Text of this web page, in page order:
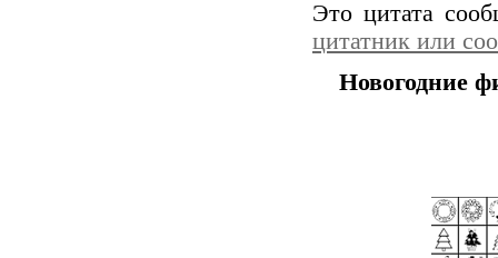
Это цитата
цитатник или
Новогодние